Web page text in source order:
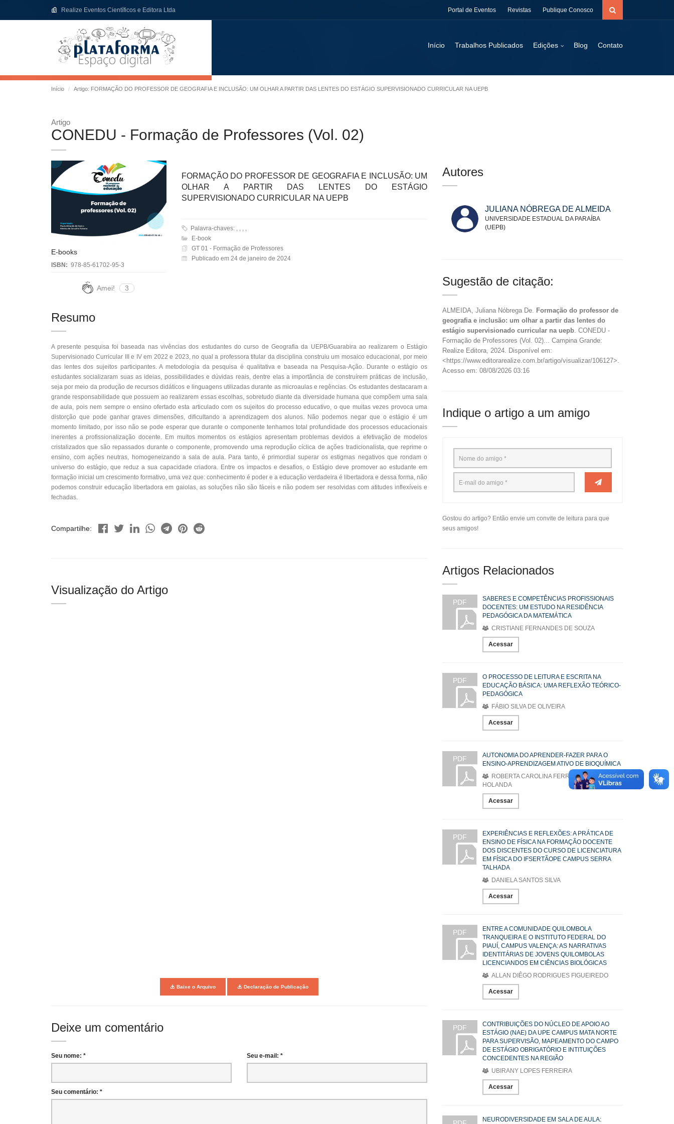
Realize Eventos Científicos e Editora Ltda Portal de Eventos Revistas Publique Conosco
Início Trabalhos Publicados Edições Blog Contato
Início Artigo: FORMAÇÃO DO PROFESSOR DE GEOGRAFIA E INCLUSÃO: UM OLHAR A PARTIR DAS LENTES DO ESTÁGIO SUPERVISIONADO CURRICULAR NA UEPB
Artigo
CONEDU - Formação de Professores (Vol. 02)
E-books
ISBN: 978-85-61702-95-3
Amei! 3
FORMAÇÃO DO PROFESSOR DE GEOGRAFIA E INCLUSÃO: UM
OLHAR A PARTIR DAS LENTES DO ESTÁGIO
SUPERVISIONADO CURRICULAR NA UEPB
Palavra-chaves: , , , ,
E-book
GT 01 - Formação de Professores
Publicado em 24 de janeiro de 2024
Resumo
A presente pesquisa foi baseada nas vivências dos estudantes do curso de Geografia da UEPB/Guarabira ao realizarem o Estágio
Supervisionado Curricular III e IV em 2022 e 2023, no qual a professora titular da disciplina construiu um mosaico educacional, por meio
das lentes dos sujeitos participantes. A metodologia da pesquisa é qualitativa e baseada na Pesquisa-Ação. Durante o estágio os
estudantes socializaram suas as ideias, possibilidades e dúvidas reais, dentre elas a importância de construírem práticas de inclusão,
seja por meio da produção de recursos didáticos e linguagens utilizadas durante as microaulas e regências. Os estudantes destacaram a
grande responsabilidade que possuem ao realizarem essas escolhas, sobretudo diante da diversidade humana que compõem uma sala
de aula, pois nem sempre o ensino ofertado esta articulado com os sujeitos do processo educativo, o que muitas vezes provoca uma
distorção que pode ganhar graves dimensões, dificultando a aprendizagem dos alunos. Não podemos negar que o estágio é um
momento limitado, por isso não se pode esperar que durante o componente tenhamos total profundidade dos processos educacionais
inerentes a profissionalização docente. Em muitos momentos os estágios apresentam problemas devidos a efetivação de modelos
cristalizados que são repassados durante o componente, promovendo uma reprodução cíclica de ações tradicionalista, que reprime o
ensino, com ações neutras, homogeneizando a sala de aula. Para tanto, é primordial superar os estigmas negativos que rondam o
universo do estágio, que reduz a sua capacidade criadora. Entre os impactos e desafios, o Estágio deve promover ao estudante em
formação inicial um crescimento formativo, uma vez que: conhecimento é poder e a educação verdadeira é libertadora e dessa forma, não
podemos construir educação libertadora em gaiolas, as soluções não são fáceis e não podem ser resolvidas com atitudes inflexíveis e
fechadas.
Compartilhe:
Visualização do Artigo
Baixe o Arquivo Declaração de Publicação
Deixe um comentário
Seu nome: * Seu e-mail: *
Seu comentário: *
Autores
JULIANA NÓBREGA DE ALMEIDA
UNIVERSIDADE ESTADUAL DA PARAÍBA
(UEPB)
Sugestão de citação:
ALMEIDA, Juliana Nóbrega De. Formação do professor de
geografia e inclusão: um olhar a partir das lentes do
estágio supervisionado curricular na uepb. CONEDU -
Formação de Professores (Vol. 02)... Campina Grande:
Realize Editora, 2024. Disponível em:
<https://www.editorarealize.com.br/artigo/visualizar/106127>.
Acesso em: 08/08/2026 03:16
Indique o artigo a um amigo
Gostou do artigo? Então envie um convite de leitura para que
seus amigos!
Artigos Relacionados
PDF
SABERES E COMPETÊNCIAS PROFISSIONAIS
DOCENTES: UM ESTUDO NA RESIDÊNCIA
PEDAGÓGICA DA MATEMÁTICA
CRISTIANE FERNANDES DE SOUZA
Acessar
PDF
O PROCESSO DE LEITURA E ESCRITA NA
EDUCAÇÃO BÁSICA: UMA REFLEXÃO TEÓRICO-
PEDAGÓGICA
FÁBIO SILVA DE OLIVEIRA
Acessar
PDF
AUTONOMIA DO APRENDER-FAZER PARA O
ENSINO-APRENDIZAGEM ATIVO DE BIOQUÍMICA
ROBERTA CAROLINA FERREIRA GALVÃO DE
HOLANDA
Acessar
PDF
EXPERIÊNCIAS E REFLEXÕES: A PRÁTICA DE
ENSINO DE FÍSICA NA FORMAÇÃO DOCENTE
DOS DISCENTES DO CURSO DE LICENCIATURA
EM FÍSICA DO IFSERTÃOPE CAMPUS SERRA
TALHADA
DANIELA SANTOS SILVA
Acessar
PDF
ENTRE A COMUNIDADE QUILOMBOLA
TRANQUEIRA E O INSTITUTO FEDERAL DO
PIAUÍ, CAMPUS VALENÇA: AS NARRATIVAS
IDENTITÁRIAS DE JOVENS QUILOMBOLAS
LICENCIANDOS EM CIÊNCIAS BIOLÓGICAS
ALLAN DIÊGO RODRIGUES FIGUEIREDO
Acessar
PDF
CONTRIBUIÇÕES DO NÚCLEO DE APOIO AO
ESTÁGIO (NAE) DA UPE CAMPUS MATA NORTE
PARA SUPERVISÃO, MAPEAMENTO DO CAMPO
DE ESTÁGIO OBRIGATÓRIO E INTITUIÇÕES
CONCEDENTES NA REGIÃO
UBIRANY LOPES FERREIRA
Acessar
NEURODIVERSIDADE EM SALA DE AULA: